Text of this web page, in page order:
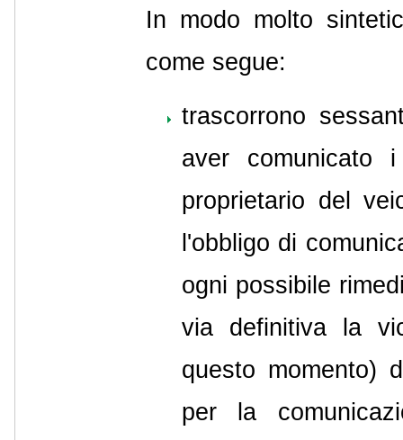
In modo molto
come segue:
trascorrono
aver comunicato
proprietario del
l'obbligo di
ogni possibile
via definitiva la
questo momento)
per la